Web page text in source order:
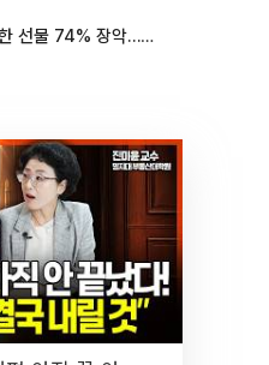
바이낸스, ETF 무기한 선물 74% 장악…한국 레버리지 ETF 거래 급증 [e가상자산]